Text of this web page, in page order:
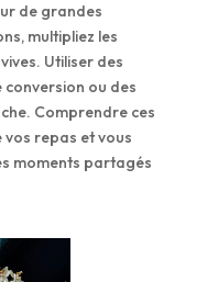
de grandes
multipliez les
Utiliser des
ou des
Comprendre ces
repas et vous
moments partagés